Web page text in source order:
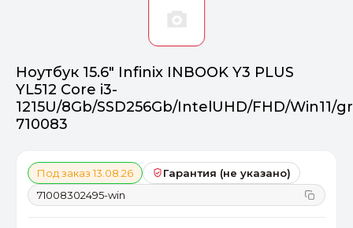
Ноутбук 15.6" Infinix INBOOK Y3 PLUS
YL512 Core i3-
1215U/8Gb/SSD256Gb/IntelUHD/FHD/Win11/
710083
Под заказ 13.08.26
Гарантия (не указано)
71008302495-win